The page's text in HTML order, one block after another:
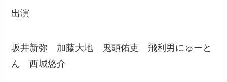
出演
坂井新弥 加藤大地 鬼頭佑吏 飛利男にゅーと
ん 西城悠介